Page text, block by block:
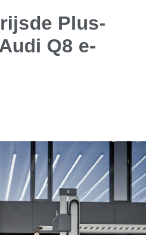
Plus-
Q8 e-